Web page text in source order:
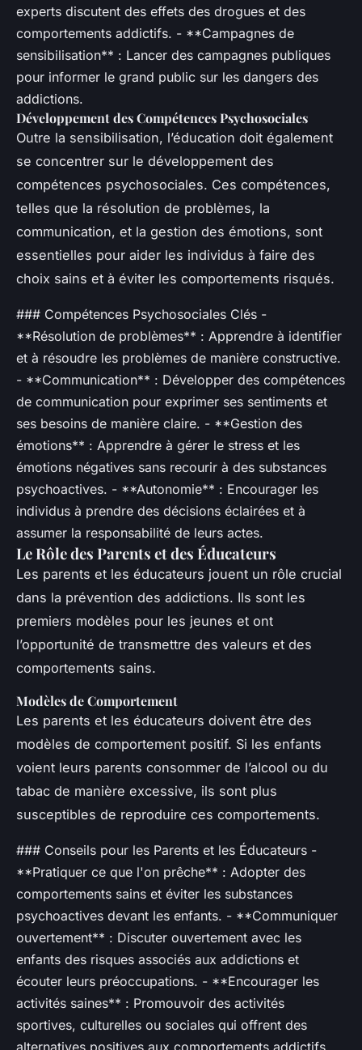
experts discutent des effets des drogues et des
comportements addictifs. - **Campagnes de
sensibilisation** : Lancer des campagnes publiques
pour informer le grand public sur les dangers des
addictions.
Développement des Compétences Psychosociales
Outre la sensibilisation, l’éducation doit également
se concentrer sur le développement des
compétences psychosociales. Ces compétences,
telles que la résolution de problèmes, la
communication, et la gestion des émotions, sont
essentielles pour aider les individus à faire des
choix sains et à éviter les comportements risqués.
### Compétences Psychosociales Clés -
**Résolution de problèmes** : Apprendre à identifier
et à résoudre les problèmes de manière constructive.
- **Communication** : Développer des compétences
de communication pour exprimer ses sentiments et
ses besoins de manière claire. - **Gestion des
émotions** : Apprendre à gérer le stress et les
émotions négatives sans recourir à des substances
psychoactives. - **Autonomie** : Encourager les
individus à prendre des décisions éclairées et à
assumer la responsabilité de leurs actes.
Le Rôle des Parents et des Éducateurs
Les parents et les éducateurs jouent un rôle crucial
dans la prévention des addictions. Ils sont les
premiers modèles pour les jeunes et ont
l’opportunité de transmettre des valeurs et des
comportements sains.
Modèles de Comportement
Les parents et les éducateurs doivent être des
modèles de comportement positif. Si les enfants
voient leurs parents consommer de l’alcool ou du
tabac de manière excessive, ils sont plus
susceptibles de reproduire ces comportements.
### Conseils pour les Parents et les Éducateurs -
**Pratiquer ce que l'on prêche** : Adopter des
comportements sains et éviter les substances
psychoactives devant les enfants. - **Communiquer
ouvertement** : Discuter ouvertement avec les
enfants des risques associés aux addictions et
écouter leurs préoccupations. - **Encourager les
activités saines** : Promouvoir des activités
sportives, culturelles ou sociales qui offrent des
alternatives positives aux comportements addictifs.